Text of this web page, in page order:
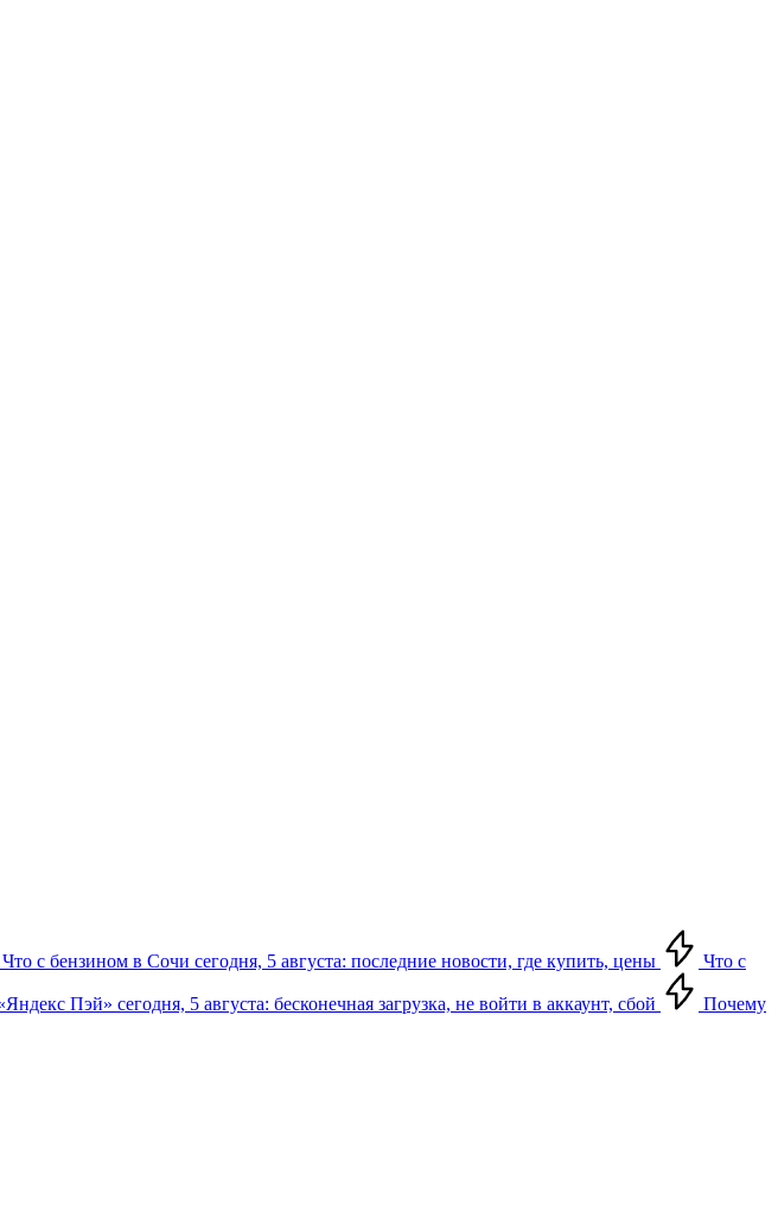
Что с бензином в Сочи сегодня, 5 августа: последние новости, где купить, цены Что с
Пэй» сегодня, 5 августа: бесконечная загрузка, не войти в аккаунт, сбой
Почему